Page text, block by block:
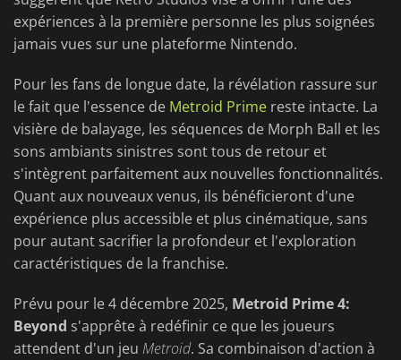
expériences à la première personne les plus soignées
jamais vues sur une plateforme Nintendo.
Pour les fans de longue date, la révélation rassure sur
le fait que l'essence de Metroid Prime reste intacte. La
visière de balayage, les séquences de Morph Ball et les
sons ambiants sinistres sont tous de retour et
s'intègrent parfaitement aux nouvelles fonctionnalités.
Quant aux nouveaux venus, ils bénéficieront d'une
expérience plus accessible et plus cinématique, sans
pour autant sacrifier la profondeur et l'exploration
caractéristiques de la franchise.
Prévu pour le 4 décembre 2025, Metroid Prime 4:
Beyond s'apprête à redéfinir ce que les joueurs
attendent d'un jeu Metroid. Sa combinaison d'action à